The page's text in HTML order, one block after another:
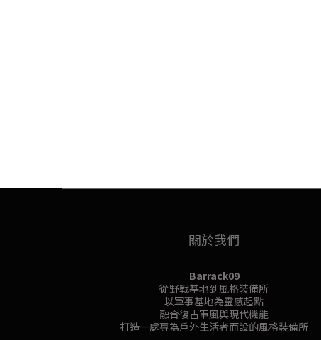
關於我們
Barrack09
從野戰基地到風格裝備所
以軍事基地為靈感起點
融合復古軍風與現代機能
打造一處專為戶外生活者而設的風格裝備所